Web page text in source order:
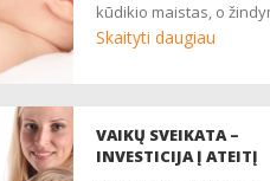
kūdikio maistas, o
krūtimi turi didelį
evoliucijos laiką
susidariusios grandinės
Skaityti daugiau
VAIKŲ SVEIKATA –
INVESTICIJA Į ATEITĮ